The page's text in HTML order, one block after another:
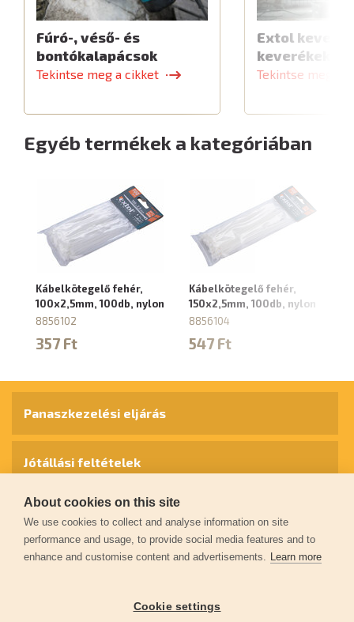
Fúró-, véső- és
bontókalapácsok
Tekintse meg a cikket
Extol
Tekintse meg a
Egyéb termékek a kategóriában
Kábelkötegelő fehér,
100x2,5mm, 100db, nylon
8856102
357 Ft
Kábelkötegelő fehér,
150x2,5mm, 100db, nylon
8856104
547 Ft
Panaszkezelési eljárás
Jótállási feltételek
Személyes adatok védelme
Kapcsolat
Garancia regisztráció
About cookies on this site
We use cookies to collect and analyse information on site
performance and usage, to provide social media features and to
enhance and customise content and advertisements. Learn more
Cookie settings